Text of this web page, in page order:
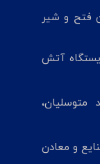
فتح و شیر
آتش
متوسلیان،
و معادن